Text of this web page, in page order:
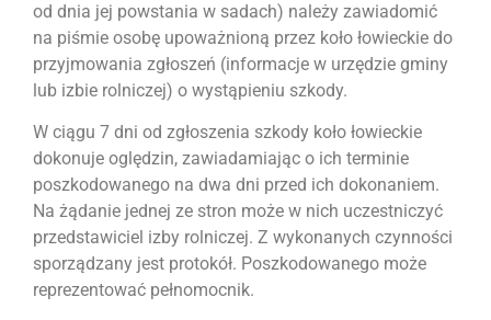
od dnia jej powstania w sadach) należy zawiadomić
na piśmie osobę upoważnioną przez koło łowieckie do
przyjmowania zgłoszeń (informacje w urzędzie gminy
lub izbie rolniczej) o wystąpieniu szkody.
W ciągu 7 dni od zgłoszenia szkody koło łowieckie
dokonuje oględzin, zawiadamiając o ich terminie
poszkodowanego na dwa dni przed ich dokonaniem.
Na żądanie jednej ze stron może w nich uczestniczyć
przedstawiciel izby rolniczej. Z wykonanych czynności
sporządzany jest protokół. Poszkodowanego może
reprezentować pełnomocnik.